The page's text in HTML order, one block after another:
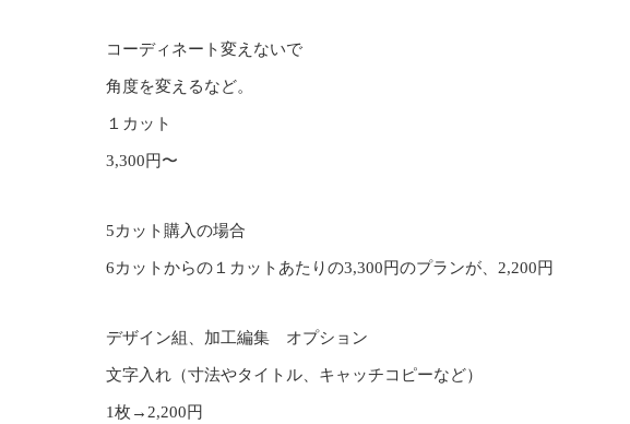
コーディネート変えないで
角度を変えるなど。
１カット
3,300円〜
5カット購入の場合
6カットからの１カットあたりの3,300円のプランが、2,200円
デザイン組、加工編集 オプション
文字入れ（寸法やタイトル、キャッチコピーなど）
1枚→2,200円